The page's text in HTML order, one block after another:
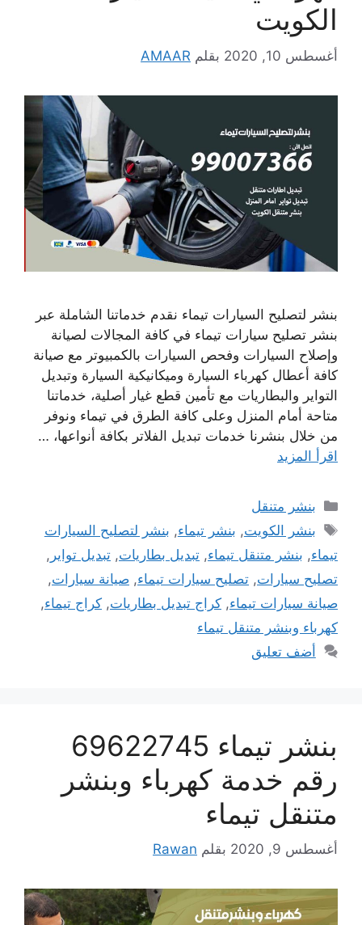
الكويت
أغسطس 10, 2020 بقلم AMAAR
بنشر لتصليح السيارات تيماء نقدم خدماتنا الشاملة عبر
بنشر تصليح سيارات تيماء في كافة المجالات لصيانة
وإصلاح السيارات وفحص السيارات بالكمبيوتر مع صيانة
كافة أعطال كهرباء السيارة وميكانيكية السيارة وتبديل
التواير والبطاريات مع تأمين قطع غيار أصلية، خدماتنا
متاحة أمام المنزل وعلى كافة الطرق في تيماء ونوفر
من خلال بنشرنا خدمات تبديل الفلاتر بكافة أنواعها، …
اقرأ المزيد
التصنيفات
بنشر متنقل
الوسوم
بنشر الكويت, بنشر تيماء, بنشر لتصليح السيارات
تيماء, بنشر متنقل تيماء, تبديل بطاريات, تبديل تواير ,
تصليح سيارات, تصليح سيارات تيماء, صيانة سيارات,
صيانة سيارات تيماء, كراج تبديل بطاريات, كراج تيماء,
كهرباء وبنشر متنقل تيماء
أضف تعليق
بنشر تيماء 69622745
رقم خدمة كهرباء وبنشر
متنقل تيماء
أغسطس 9, 2020 بقلم Rawan